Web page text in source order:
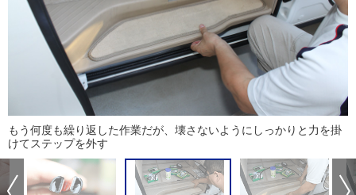
もう何度も繰り返した作業だが、壊さないようにしっかりと力を掛
けてステップを外す